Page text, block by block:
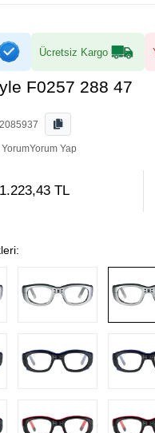
Ücretsiz Kargo
F0257 288 47
Yorum Yap
TL